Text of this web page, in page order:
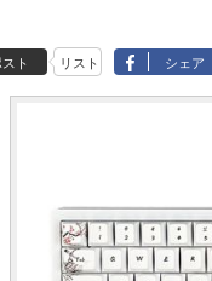
スト リスト シェア